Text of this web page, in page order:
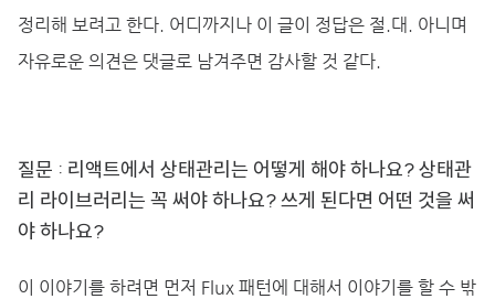
정리해 보려고 한다. 어디까지나 이 글이 정답은 절.대. 아니며
자유로운 의견은 댓글로 남겨주면 감사할 것 같다.
질문 : 리액트에서 상태관리는 어떻게 해야 하나요? 상태관
리 라이브러리는 꼭 써야 하나요? 쓰게 된다면 어떤 것을 써
야 하나요?
이 이야기를 하려면 먼저 Flux 패턴에 대해서 이야기를 할 수 밖